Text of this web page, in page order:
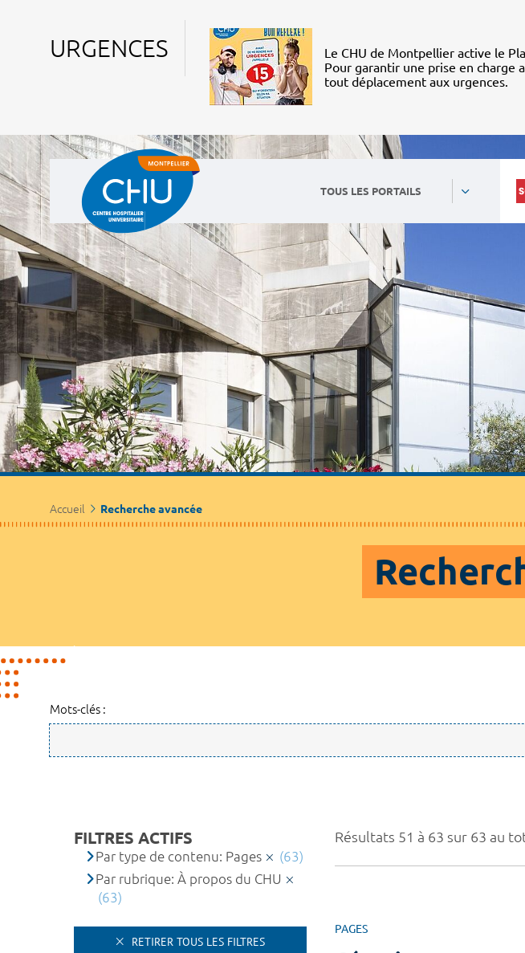
URGENCES
Le CHU de Montpellier active le
Pour garantir une prise en charge
tout déplacement aux urgences.
TOUS LES PORTAILS
Accueil Recherche avancée
Mots-clés :
Résultats 51 à 63 sur 63 au
PAGES
FILTRES ACTIFS
Par type de contenu: Pages
(63)
Par rubrique: À propos du CHU
(63)
RETIRER TOUS LES FILTRES